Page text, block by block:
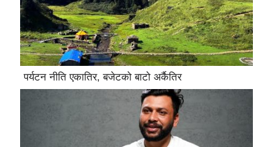
पर्यटन नीति एकातिर, बजेटको बाटो अर्कैतिर